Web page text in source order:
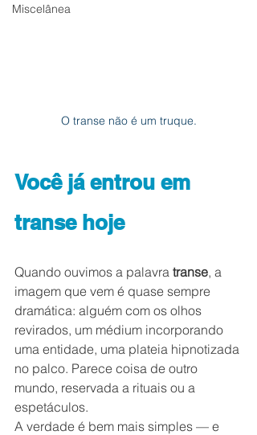
Miscelânea
O transe não é um truque.
Você já entrou em
transe hoje
Quando ouvimos a palavra transe, a
imagem que vem é quase sempre
dramática: alguém com os olhos
revirados, um médium incorporando
uma entidade, uma plateia hipnotizada
no palco. Parece coisa de outro
mundo, reservada a rituais ou a
espetáculos.
A verdade é bem mais simples — e